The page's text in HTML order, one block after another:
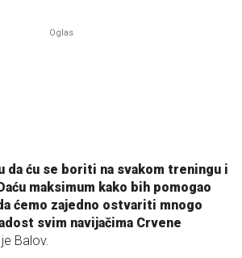
da ću se boriti na svakom treningu i
maksimum kako bih pomogao
ćemo zajedno ostvariti mnogo
svim navijačima Crvene
Balov.